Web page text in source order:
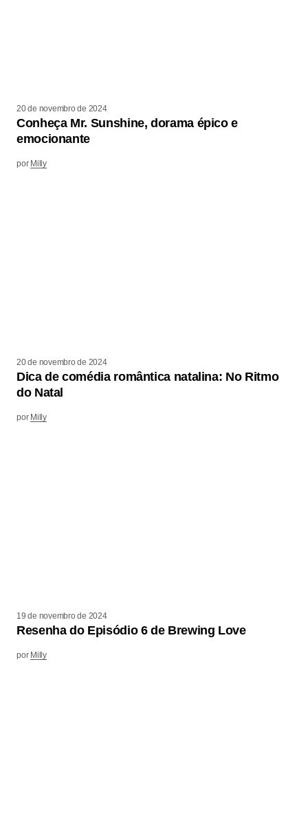
20 de novembro de 2024
Conheça Mr. Sunshine, dorama épico e
emocionante
por Milly
20 de novembro de 2024
Dica de comédia romântica natalina: No Ritmo
do Natal
por Milly
19 de novembro de 2024
Resenha do Episódio 6 de Brewing Love
por Milly